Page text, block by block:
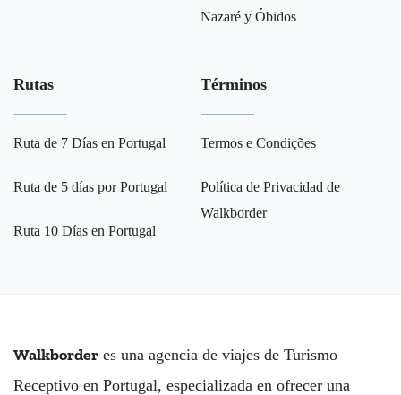
Nazaré y Óbidos
Rutas
Ruta de 7 Días en Portugal
Ruta de 5 días por Portugal
Ruta 10 Días en Portugal
Términos
Termos e Condições
Política de Privacidad de
Walkborder
Walkborder es una agencia de viajes de Turismo
Receptivo en Portugal, especializada en ofrecer una